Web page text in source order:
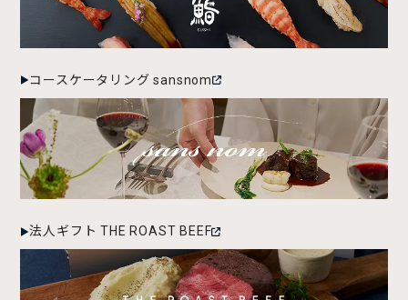
コースケータリング sansnom
法人ギフト THE ROAST BEEF